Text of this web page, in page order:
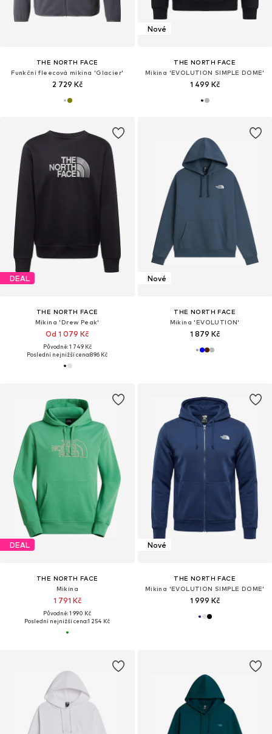
THE NORTH FACE
Funkční fleecová mikina 'Glacier'
2 729 Kč
Nové
THE NORTH FACE
Mikina 'EVOLUTION SIMPLE DOME'
1 499 Kč
DEAL
THE NORTH FACE
Mikina 'Drew Peak'
Od 1 079 Kč
Původně: 1 749 Kč
Poslední nejnižší cena:896 Kč
Nové
THE NORTH FACE
Mikina 'EVOLUTION'
1 879 Kč
DEAL
THE NORTH FACE
Mikina
1 791 Kč
Původně: 1 990 Kč
Poslední nejnižší cena:1 254 Kč
Nové
THE NORTH FACE
Mikina 'EVOLUTION SIMPLE DOME'
1 999 Kč